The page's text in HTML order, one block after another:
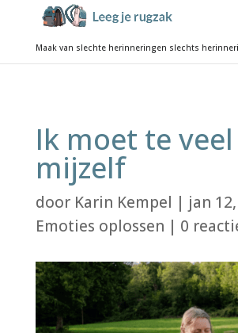
Ik moet te
mijzelf
door Karin Kempel | jan
Emoties oplossen | 0